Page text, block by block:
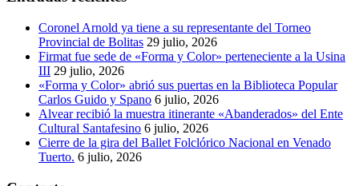
Coronel Arnold ya tiene a su representante del Torneo
Provincial de Bolitas 29 julio, 2026
Firmat fue sede de «Forma y Color» perteneciente a la Usina
III 29 julio, 2026
«Forma y Color» abrió sus puertas en la Biblioteca Popular
Carlos Guido y Spano 6 julio, 2026
Alvear recibió la muestra itinerante «Abanderados» del Ente
Cultural Santafesino 6 julio, 2026
Cierre de la gira del Ballet Folclórico Nacional en Venado
Tuerto. 6 julio, 2026